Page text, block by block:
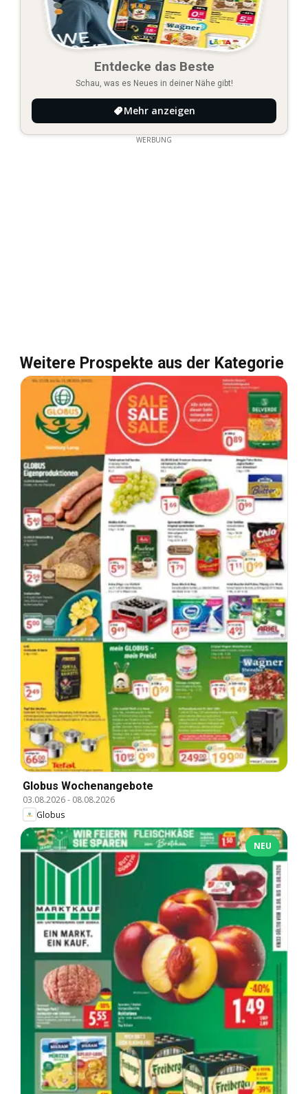
Entdecke das Beste
Schau, was es Neues in deiner Nähe gibt!
Mehr anzeigen
WERBUNG
Weitere Prospekte aus der Kategorie
Globus Wochenangebote
03.08.2026- 08.08.2026
Globus
NEU